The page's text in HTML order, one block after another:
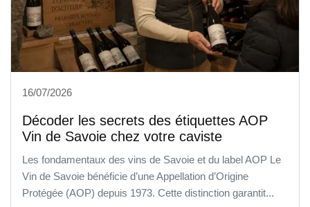
16/07/2026
Décoder les secrets des étiquettes AOP
Vin de Savoie chez votre caviste
Les fondamentaux des vins de Savoie et du label AOP Le
Vin de Savoie bénéficie d’une Appellation d’Origine
Protégée (AOP) depuis 1973. Cette distinction garantit...